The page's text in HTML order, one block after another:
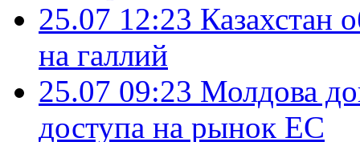
25.07 12:23 Казахстан
на галлий
25.07 09:23 Молдова
доступа на рынок ЕС